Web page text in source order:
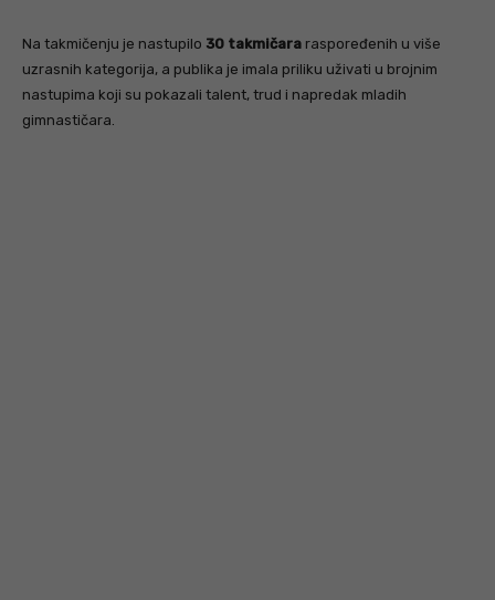
Na takmičenju je nastupilo 30 takmičara raspoređenih u više
uzrasnih kategorija, a publika je imala priliku uživati u brojnim
nastupima koji su pokazali talent, trud i napredak mladih
gimnastičara.